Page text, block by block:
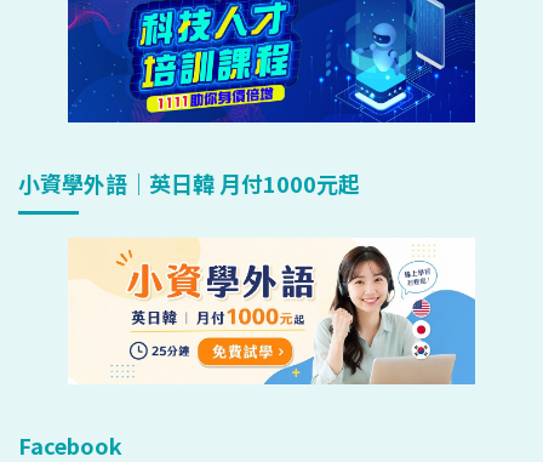
小資學外語｜英日韓 月付1000元起
Facebook